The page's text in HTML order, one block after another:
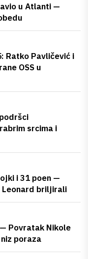
u Atlanti —
Ratko Pavličević i
OSS u
srcima i
i 31 poen —
Leonard briljirali
Povratak Nikole
poraza